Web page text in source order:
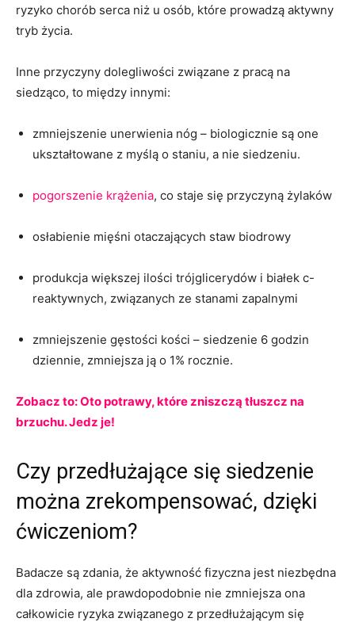
ryzyko chorób serca niż u osób, które prowadzą aktywny
tryb życia.
Inne przyczyny dolegliwości związane z pracą na
siedząco, to między innymi:
zmniejszenie unerwienia nóg – biologicznie są one
ukształtowane z myślą o staniu, a nie siedzeniu.
pogorszenie krążenia, co staje się przyczyną żylaków
osłabienie mięśni otaczających staw biodrowy
produkcja większej ilości trójglicerydów i białek c-
reaktywnych, związanych ze stanami zapalnymi
zmniejszenie gęstości kości – siedzenie 6 godzin
dziennie, zmniejsza ją o 1% rocznie.
Zobacz to:Oto potrawy, które zniszczą tłuszcz na
brzuchu. Jedz je!
Czy przedłużające się siedzenie
można zrekompensować, dzięki
ćwiczeniom?
Badacze są zdania, że aktywność fizyczna jest niezbędna
dla zdrowia, ale prawdopodobnie nie zmniejsza ona
całkowicie ryzyka związanego z przedłużającym się